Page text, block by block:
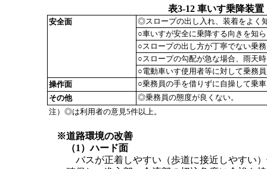
表3-12 車いす乗降装
安全面
◎スロープの出し入れ、装着をよく
○車いすが安全に乗降する向きを知
○スロープの出し方が丁寧でない乗
○スロープの勾配が急な場合、雨天
○電動車いす使用者等に対して乗務
操作面
○乗務員の手を借りずに自操して乗
その他
◎乗務員の態度が良くない。
注）◎は利用者の意見5件以上。
※道路環境の改善
（1）ハード面
バスが正着しやすい（歩道に接近しやすい